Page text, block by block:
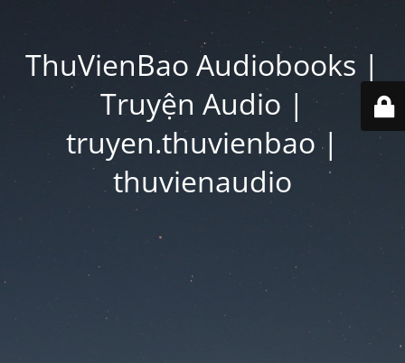
ThuVienBao Audiobooks |
Truyện Audio |
truyen.thuvienbao |
thuvienaudio